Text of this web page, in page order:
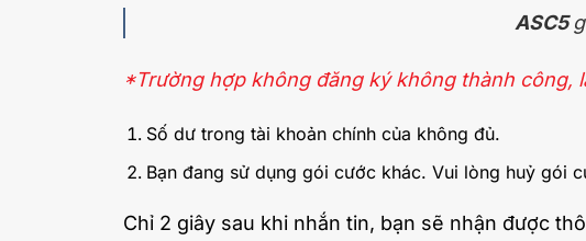
ASC5
*Trường hợp không đăng ký không thành công,
Số dư trong tài khoản chính của không đủ.
Bạn đang sử dụng gói cước khác. Vui lòng huỷ gói
Chỉ 2 giây sau khi nhắn tin, bạn sẽ nhận được